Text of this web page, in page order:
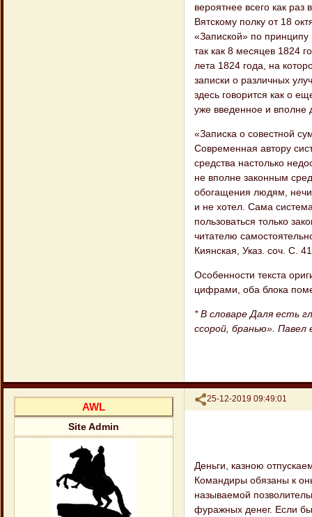
вероятнее всего как
Вятскому полку от 18
«Запиской» по
так как 8 месяцев 1824
лета 1824 года, на
записки о различных
здесь говорится как о
уже введенное и вполне
«Записка о совестной
Современная автору
средства настолько
не вполне законным
обогащения людям,
и не хотел. Сама
пользоваться только
читателю
Киянская, Указ. соч. С.
Особенности текста
цифрами, оба блока
* В словаре Даля есть
ссорой, бранью». Павел
Поделиться
25-12-2019 09:49:01
AWL
Site Admin
Деньги, казною
Командиры обязаны к
называемой
фуражных денег. Если